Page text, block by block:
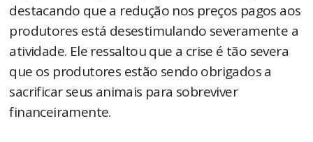
destacando que a redução nos preços pagos aos
produtores está desestimulando severamente a
atividade. Ele ressaltou que a crise é tão severa
que os produtores estão sendo obrigados a
sacrificar seus animais para sobreviver
financeiramente.